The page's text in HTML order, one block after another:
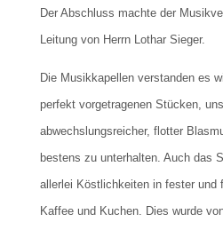
Der Abschluss machte der
Leitung von Herrn Lothar Sieger.
Die Musikkapellen verstanden es
perfekt vorgetragenen Stücken,
abwechslungsreicher, flotter
bestens zu unterhalten. Auch das
allerlei Köstlichkeiten in fester und
Kaffee und Kuchen. Dies wurde